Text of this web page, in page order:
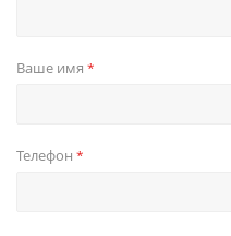
Ваше имя *
Телефон *